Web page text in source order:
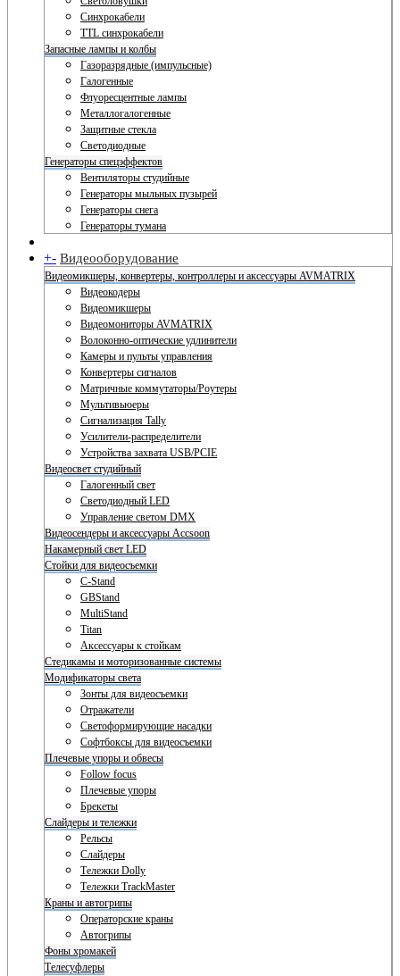
Синхрокабели
TTL синхрокабели
Запасные лампы и колбы
Газоразрядные (импульсные)
Галогенные
Флуоресцентные лампы
Металлогалогенные
Защитные стекла
Светодиодные
Генераторы спецэффектов
Вентиляторы студийные
Генераторы мыльных пузырей
Генераторы снега
Генераторы тумана
+- Видеооборудование
Видеомикшеры, конвертеры, контроллеры и аксессуары AVMATRIX
Видеокодеры
Видеомикшеры
Видеомониторы AVMATRIX
Волоконно-оптические удлинители
Камеры и пульты управления
Конвертеры сигналов
Матричные коммутаторы/Роутеры
Мультивьюеры
Сигнализация Tally
Усилители-распределители
Устройства захвата USB/PCIE
Видеосвет студийный
Галогенный свет
Светодиодный LED
Управление светом DMX
Видеосендеры и аксессуары Accsoon
Накамерный свет LED
Стойки для видеосъемки
C-Stand
GBStand
MultiStand
Titan
Аксессуары к стойкам
Стедикамы и моторизованные системы
Модификаторы света
Зонты для видеосъемки
Отражатели
Светоформирующие насадки
Софтбоксы для видеосъемки
Плечевые упоры и обвесы
Follow focus
Плечевые упоры
Брекеты
Слайдеры и тележки
Рельсы
Слайдеры
Тележки Dolly
Тележки TrackMaster
Краны и автогрипы
Операторские краны
Автогрипы
Фоны хромакей
Телесуфлеры